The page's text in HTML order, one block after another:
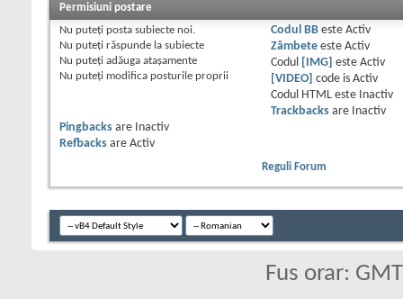
Permisiuni postare
Nu puteţi posta subiecte noi.
Nu puteţi răspunde la subiecte
Nu puteţi adăuga ataşamente
Nu puteţi modifica posturile proprii
Codul BBeste Activ
Zâmbeteeste Activ
Codul
[IMG] este Activ
[VIDEO] code is Activ
Codul HTML este
Inactiv
Trackbacksare
Inactiv
Pingbacks are
Inactiv
Refbacks are Activ
Reguli Forum
Fus orar: